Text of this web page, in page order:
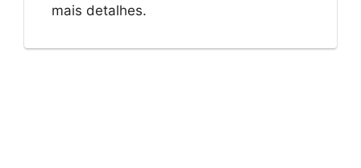
mais detalhes.